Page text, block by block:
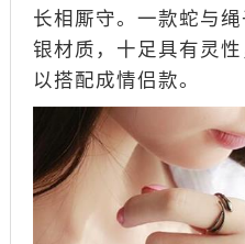
长相厮守。一款蛇与
银材质，十足具有灵
以搭配成情侣款。